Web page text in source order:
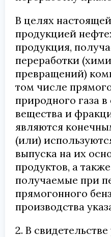
В целях
продукцией
продукция,
переработки
превращений)
том числе
природного газа
вещества и
являются
(или)
выпуска на их
продуктов, а
получаемые при
прямогонного
производства
2. В